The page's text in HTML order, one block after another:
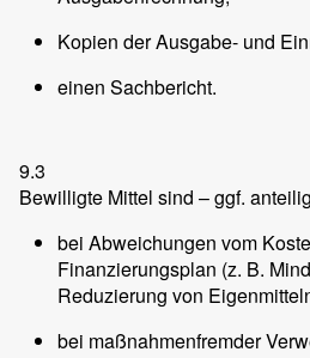
Kopien der Ausgabe- und
einen Sachbericht.
9.3
Bewilligte Mittel sind – ggf.
bei Abweichungen vom
Finanzierungsplan (z. B.
Reduzierung von
bei maßnahmenfremder